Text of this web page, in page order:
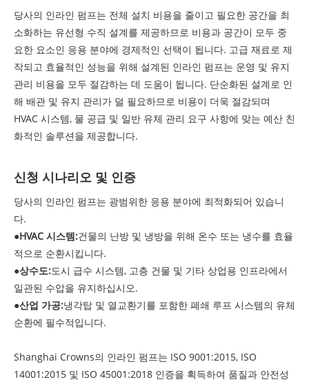
당사의 인라인 펌프는 전체 설치 비용을 줄이고 필요한 공간을 최
소화하는 유선형 수직 설계를 제공하므로 비용과 공간이 모두 중
요한 요소인 응용 분야에 경제적인 선택이 됩니다. 고급 재료로 제
작되고 효율적인 성능을 위해 설계된 인라인 펌프는 운영 및 유지
관리 비용을 모두 절감하는 데 도움이 됩니다. 단순화된 설계로 인
해 배관 및 유지 관리가 덜 필요하므로 비용이 더욱 절감되며
HVAC 시스템, 물 공급 및 일반 유체 관리 요구 사항에 맞는 예산 친
화적인 솔루션을 제공합니다.
신청 시나리오 및 인증
당사의 인라인 펌프는 광범위한 응용 분야에 최적화되어 있습니
다.
●HVAC 시스템:건물의 난방 및 냉방을 위해 온수 또는 냉수를 효율
적으로 순환시킵니다.
●상수도:도시 급수 시스템, 고층 건물 및 기타 상업용 인프라에서
일관된 수압을 유지하십시오.
●산업 가공:냉각탑 및 열교환기를 포함한 폐쇄 루프 시스템의 유체
순환에 필수적입니다.
Shanghai Crowns의 인라인 펌프는 ISO 9001:2015, ISO
14001:2015 및 ISO 45001:2018 인증을 획득하여 품질과 안전성